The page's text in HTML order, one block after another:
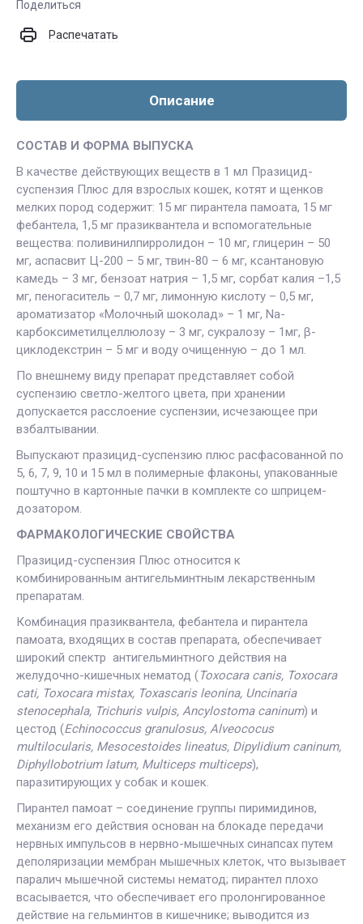
Поделиться
Распечатать
Описание
СОСТАВ И ФОРМА ВЫПУСКА
В качестве действующих веществ в 1 мл Празицид-
суспензия Плюс для взрослых кошек, котят и щенков
мелких пород содержит: 15 мг пирантела памоата, 15 мг
фебантела, 1,5 мг празиквантела и вспомогательные
вещества: поливинилпирролидон – 10 мг, глицерин – 50
мг, аспасвит Ц-200 – 5 мг, твин-80 – 6 мг, ксантановую
камедь – 3 мг, бензоат натрия – 1,5 мг, сорбат калия –1,5
мг, пеногаситель – 0,7 мг, лимонную кислоту – 0,5 мг,
ароматизатор «Молочный шоколад» – 1 мг, Na-
карбоксиметилцеллюлозу – 3 мг, сукралозу – 1мг, β-
циклодекстрин – 5 мг и воду очищенную – до 1 мл.
По внешнему виду препарат представляет собой
суспензию светло-желтого цвета, при хранении
допускается расслоение суспензии, исчезающее при
взбалтывании.
Выпускают празицид-суспензию плюс расфасованной по
5, 6, 7, 9, 10 и 15 мл в полимерные флаконы, упакованные
поштучно в картонные пачки в комплекте со шприцем-
дозатором.
ФАРМАКОЛОГИЧЕСКИЕ СВОЙСТВА
Празицид-суспензия Плюс относится к
комбинированным антигельминтным лекарственным
препаратам.
Комбинация празиквантела, фебантела и пирантела
памоата, входящих в состав препарата, обеспечивает
широкий спектр антигельминтного действия на
желудочно-кишечных нематод (Тохосаra саnis, Toxocara
cati, Тохосаra mistax, Toxascaris leonina, Uncinaria
stenocephala, Trichuris vulpis, Ancylostoma caninum) и
цестод (Echinococcus granulosus, Alveococus
multilocularis, Mesocestoides lineatus, Dipylidium caninum,
Diphyllobotrium latum, Multiceps multiceps),
паразитирующих у собак и кошек.
Пирантел памоат – соединение группы пиримидинов,
механизм его действия основан на блокаде передачи
нервных импульсов в нервно-мышечных синапсах путем
деполяризации мембран мышечных клеток, что вызывает
паралич мышечной системы нематод; пирантел плохо
всасывается, что обеспечивает его пролонгированное
действие на гельминтов в кишечнике; выводится из